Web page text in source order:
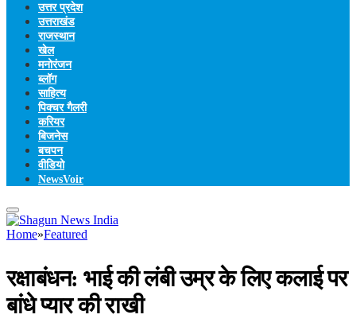
उत्तर प्रदेश
उत्तराखंड
राजस्थान
खेल
मनोरंजन
ब्लॉग
साहित्य
पिक्चर गैलरी
करियर
बिजनेस
बचपन
वीडियो
NewsVoir
Home»Featured
रक्षाबंधन: भाई की लंबी उम्र के लिए कलाई पर
बांधे प्यार की राखी